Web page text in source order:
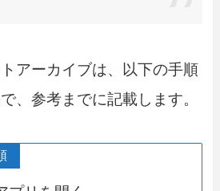
アーカイブは、以下の手順
、参考までに記載します。